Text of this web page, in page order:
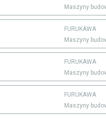
Maszyny
FURUKAWA
Maszyny
FURUKAWA
Maszyny
FURUKAWA
Maszyny